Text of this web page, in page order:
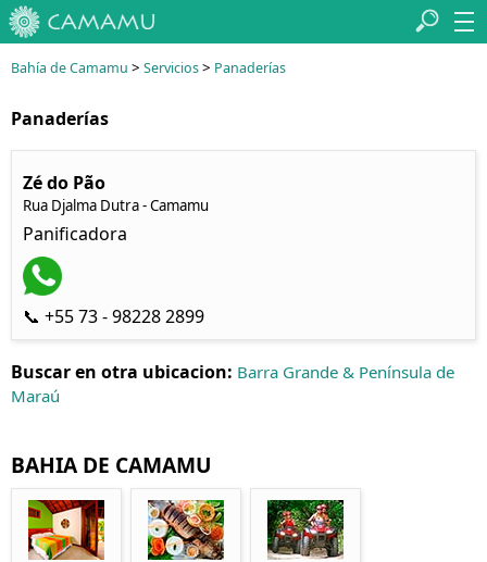
Bahía de Camamu > Servicios> Panaderías
Panaderías
Zé do Pão
Rua Djalma Dutra - Camamu
Panificadora
📞 +55 73 - 98228 2899
Buscar en otra ubicacion: Barra Grande & Península de
Maraú
BAHIA DE CAMAMU